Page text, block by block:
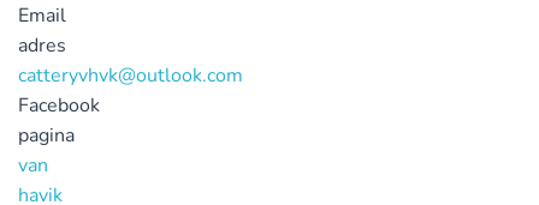
Email
adres
catteryvhvk@outlook.com
Facebook
pagina
van
havik